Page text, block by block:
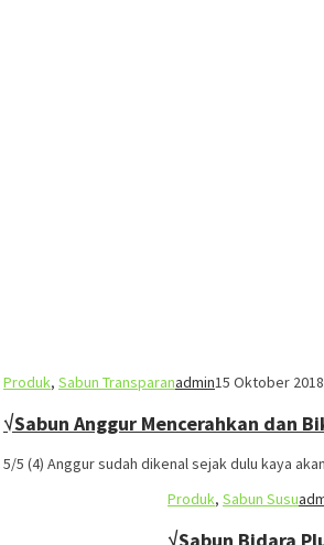
Produk, Sabun Transparanadmin15 Oktober 2018
√Sabun Anggur Mencerahkan dan
5/5 (4) Anggur sudah dikenal sejak dulu kaya
Produk, Sabun Susu